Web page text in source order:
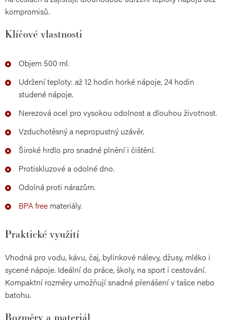
kompromisů.
Klíčové vlastnosti
Objem 500 ml.
Udržení teploty: až 12 hodin horké nápoje, 24 hodin
studené nápoje.
Nerezová ocel pro vysokou odolnost a dlouhou životnost.
Vzduchotěsný a nepropustný uzávěr.
Široké hrdlo pro snadné plnění i čištění.
Protiskluzové a odolné dno.
Odolná proti nárazům.
BPA free materiály.
Praktické využití
Vhodná pro vodu, kávu, čaj, bylinkové nálevy, džusy, mléko i
sycené nápoje. Ideální do práce, školy, na sport i cestování.
Kompaktní rozměry umožňují snadné přenášení v tašce nebo
batohu.
Rozměry a materiál